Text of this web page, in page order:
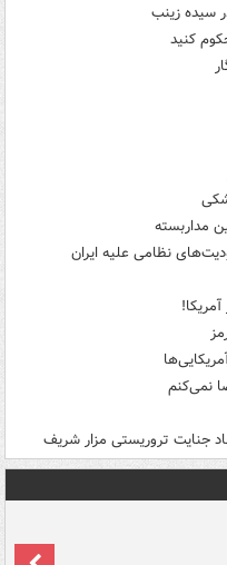
سیده زینب
کنید
نظامی علیه ایران
نمی‌کنم
جنایت تروریستی مزار شریف